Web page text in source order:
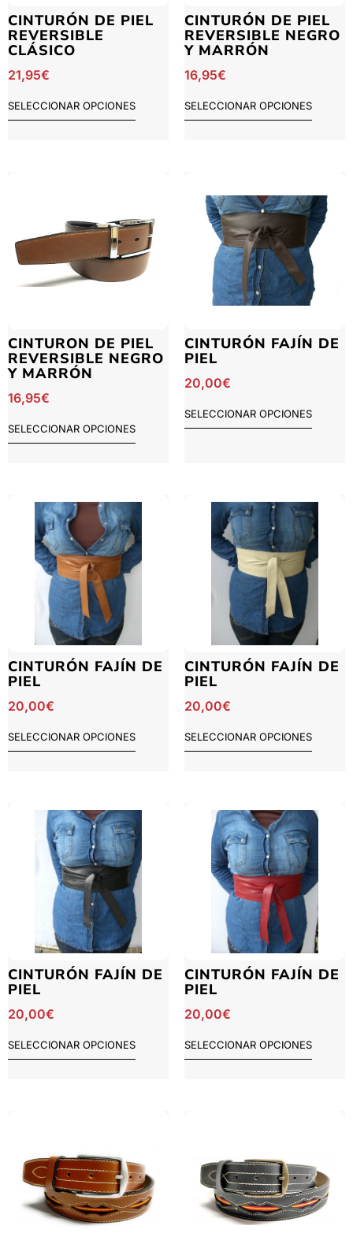
CINTURÓN DE PIEL
REVERSIBLE
CLÁSICO
21,95€
SELECCIONAR OPCIONES
CINTURÓN DE PIEL
REVERSIBLE NEGRO
Y MARRÓN
16,95€
SELECCIONAR OPCIONES
CINTURON DE PIEL
REVERSIBLE NEGRO
Y MARRÓN
16,95€
SELECCIONAR OPCIONES
CINTURÓN FAJÍN DE
PIEL
20,00€
SELECCIONAR OPCIONES
CINTURÓN FAJÍN DE
PIEL
20,00€
SELECCIONAR OPCIONES
CINTURÓN FAJÍN DE
PIEL
20,00€
SELECCIONAR OPCIONES
CINTURÓN FAJÍN DE
PIEL
20,00€
SELECCIONAR OPCIONES
CINTURÓN FAJÍN DE
PIEL
20,00€
SELECCIONAR OPCIONES